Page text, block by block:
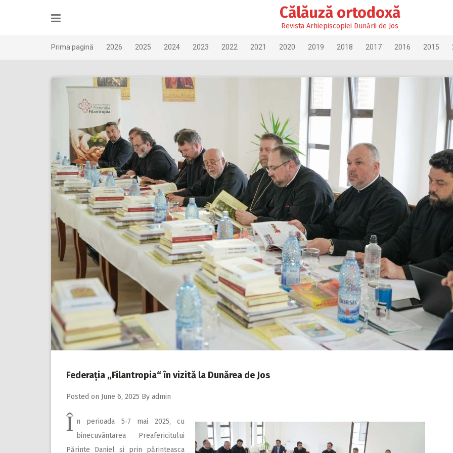
Călăuză ortodoxă
Revista Arhiepiscopiei Dunării de Jos
Prima pagină 2026 2025 2024 2023 2022 2021 2020 2019 2018 2017 2016 2015
Federația „Filantropia“ în vizită la Dunărea de Jos
Posted on June 6, 2025 By admin
Î n perioada 5‑7 mai 2025, cu
binecuvântarea Preafericitului
Părinte Daniel și prin părinteasca